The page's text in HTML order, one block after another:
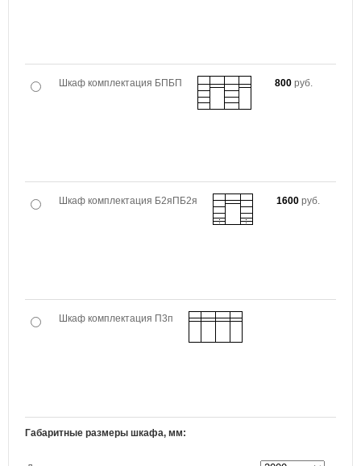
Шкаф комплектация БПБП 800 руб.
Шкаф комплектация Б2яПБ2я 1600 руб.
Шкаф комплектация П3п
Габаритные размеры шкафа, мм: